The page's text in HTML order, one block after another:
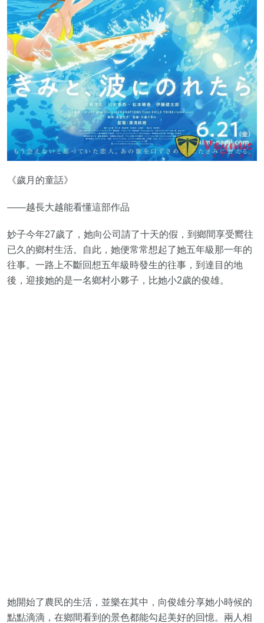
《歲月的童話》
——越長大越能看懂這部作品
妙子今年27歲了，她向公司請了十天的假，到鄉間享受嚮往
已久的鄉村生活。自此，她便常常想起了她五年級那一年的
往事。一路上不斷回想五年級時發生的往事，到達目的地
後，迎接她的是一名鄉村小夥子，比她小2歲的俊雄。
她開始了農民的生活，並樂在其中，向俊雄分享她小時候的
點點滴滴，在鄉間看到的景色都能勾起美好的回憶。兩人相